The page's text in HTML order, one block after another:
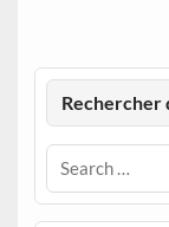
Rechercher